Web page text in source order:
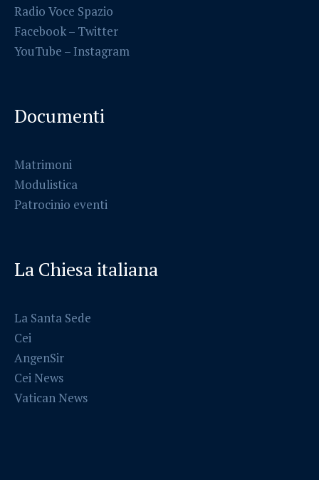
Radio Voce Spazio
Facebook– Twitter
YouTube – Instagram
Documenti
Matrimoni
Modulistica
Patrocinio eventi
La Chiesa italiana
La Santa Sede
Cei
AngenSir
Cei News
Vatican News